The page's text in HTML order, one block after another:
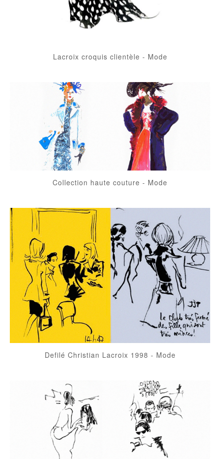
Lacroix croquis clientèle - Mode
Collection haute couture - Mode
Defilé Christian Lacroix 1998 - Mode